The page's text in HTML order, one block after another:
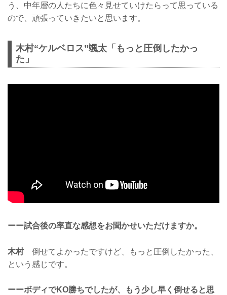
う、中年層の人たちに色々見せていけたらって思っている
ので、頑張っていきたいと思います。
木村“ケルベロス”颯太「もっと圧倒したかっ
た」
ーー試合後の率直な感想をお聞かせいただけますか。
木村倒せてよかったですけど、もっと圧倒したかった、
という感じです。
ーーボディでKO勝ちでしたが、もう少し早く倒せると思